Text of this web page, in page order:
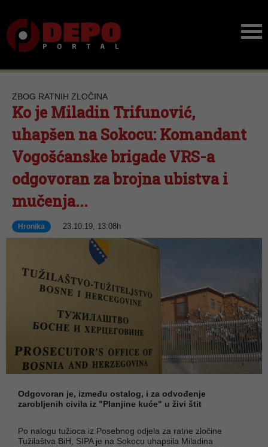
ZBOG RATNIH ZLOČINA
Ko je Miladin Trifunović,
uhapšen na Sokocu: Komandant
Vogošćanske brigade VRS-a
odgovoran za brojna ubistva i
mučenja...
Hronika 23.10.19, 13:08h
Odgovoran je, između ostalog, i za odvođenje
zarobljenih civila iz "Planjine kuće" u živi štit
Po nalogu tužioca iz Posebnog odjela za ratne zločine
Tužilaštva BiH, SIPA je na Sokocu uhapsila Miladina